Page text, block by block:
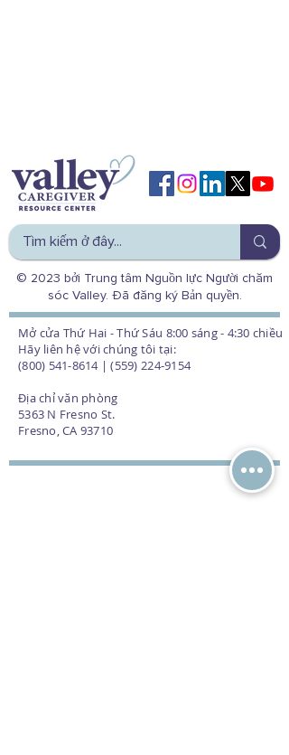
© 2023 bởi Trung tâm Nguồn lực Người chăm
sóc Valley. Đã đăng ký Bản quyền.
Mở cửa Thứ Hai - Thứ Sáu 8:00 sáng - 4:30 chiều
Hãy liên hệ với chúng tôi tại:
(800) 541-8614 | (559) 224-9154
Địa chỉ văn phòng
5363 N Fresno St.
Fresno, CA 93710